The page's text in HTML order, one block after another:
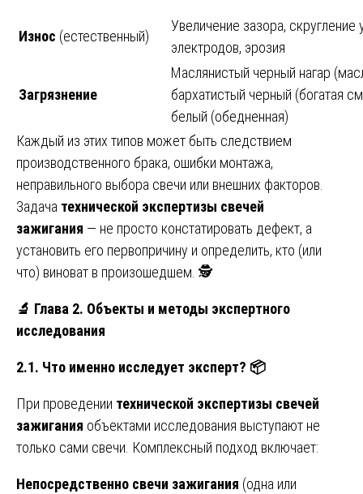
Износ (естественный)
Увеличение зазора, скругление
электродов, эрозия
Загрязнение
Маслянистый черный нагар
бархатистый черный (богатая
белый (обедненная)
Каждый из этих типов может быть следствием
производственного брака, ошибки монтажа,
неправильного выбора свечи или внешних факторов.
Задача технической экспертизы свечей
зажигания — не просто констатировать дефект, а
установить его первопричину и определить, кто (или
что) виноват в произошедшем. 🕵️
🔬 Глава 2. Объекты и методы экспертного
исследования
2.1. Что именно исследует эксперт? 📦
При проведении технической экспертизы свечей
зажигания объектами исследования выступают не
только сами свечи. Комплексный подход включает:
Непосредственно свечи зажигания (одна или